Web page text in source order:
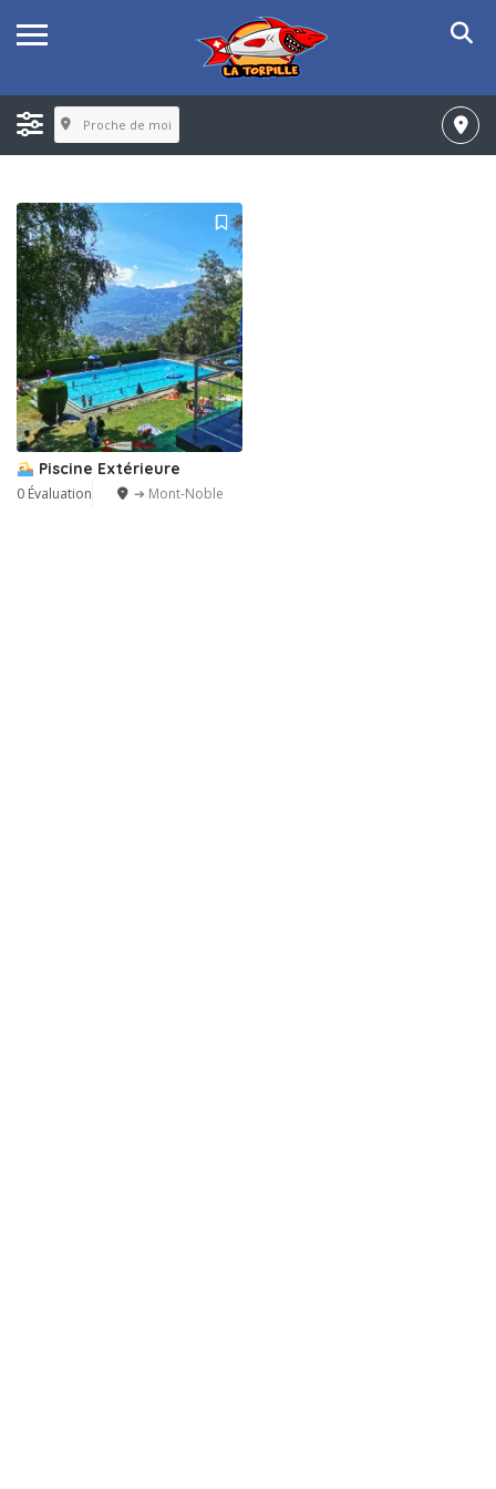
Proche de moi
Piscine Extérieure
0 Évaluation ➔ Mont-Noble